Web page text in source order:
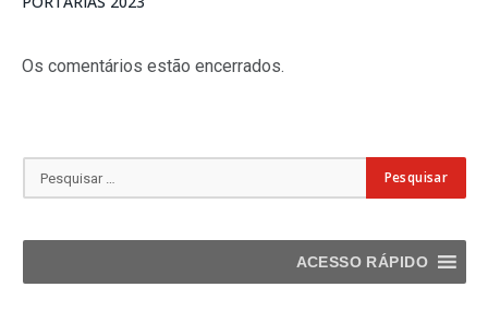
Os comentários estão encerrados.
ACESSO RÁPIDO